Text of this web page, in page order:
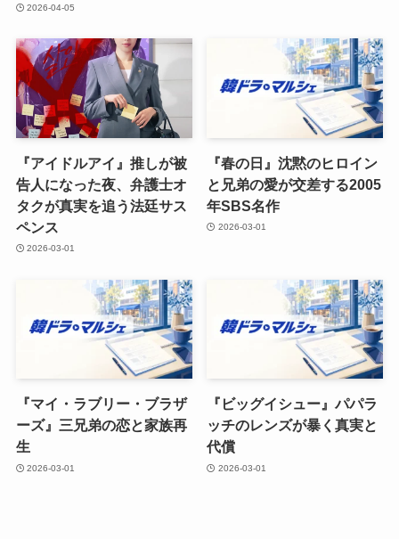
2026-04-05
『アイドルアイ』推しが被
告人になった夜、弁護士オ
タクが真実を追う法廷サス
ペンス
2026-03-01
『春の日』沈黙のヒロイン
と兄弟の愛が交差する2005
年SBS名作
2026-03-01
『マイ・ラブリー・ブラザ
ーズ』三兄弟の恋と家族再
生
2026-03-01
『ビッグイシュー』パパラ
ッチのレンズが暴く真実と
代償
2026-03-01